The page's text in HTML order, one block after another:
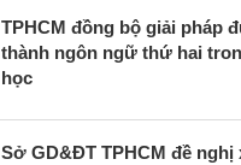
TPHCM đồng bộ giải pháp
thành ngôn ngữ thứ hai
học
Sở GD&ĐT TPHCM đề